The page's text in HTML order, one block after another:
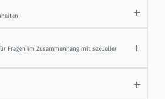
Fragen im Zusammenhang mit sexueller